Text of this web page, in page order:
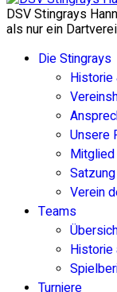
DSV Stingrays
als nur ein
Die Stingrays
Unsere
Verein
Teams
Turniere